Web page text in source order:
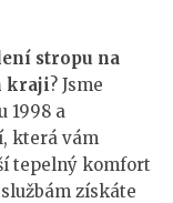
stropu na
kraji ? Jsme
1998 a
která vám
tepelný komfort
získáte